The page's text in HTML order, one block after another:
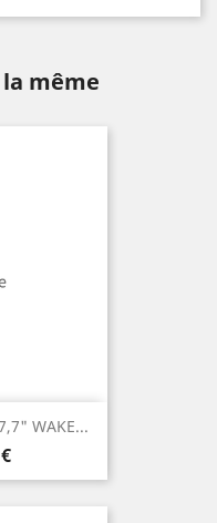
même
WAKE...